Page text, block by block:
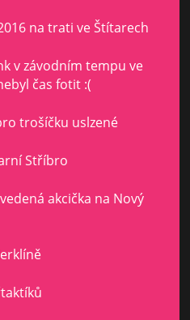
na trati ve Štítarech
v závodním tempu ve
čas fotit :(
trošíčku uslzené
Stříbro
akcička na Nový